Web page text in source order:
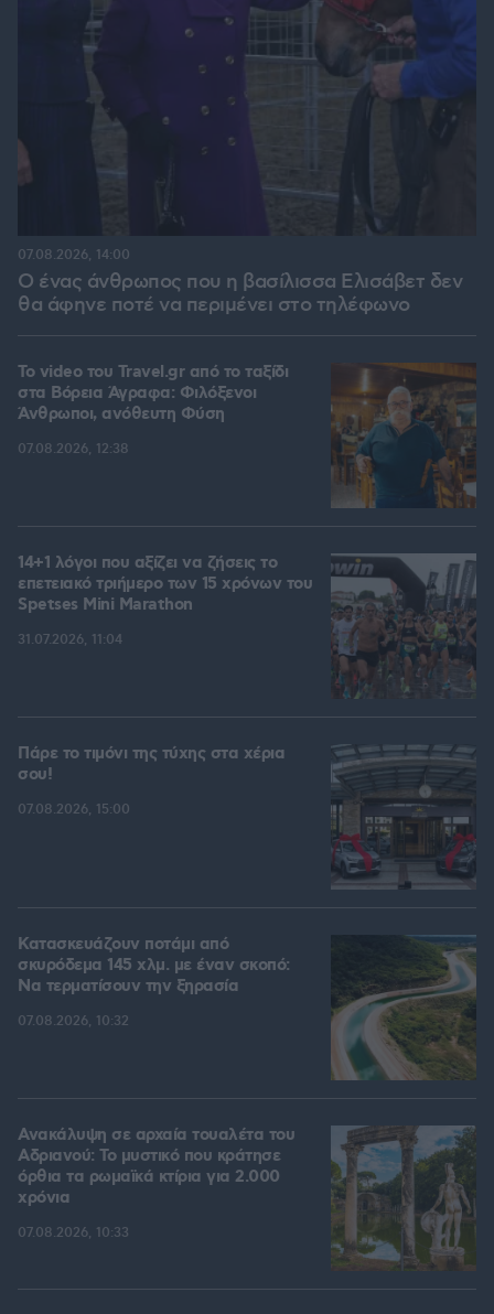
Ο ένας άνθρωπος που η βασίλισσα Ελισάβετ δεν
θα άφηνε ποτέ να περιμένει στο τηλέφωνο
07.08.2026, 14:00
To video του Travel.gr από το ταξίδι
στα Βόρεια Άγραφα: Φιλόξενοι
Άνθρωποι, ανόθευτη Φύση
07.08.2026, 12:38
14+1 λόγοι που αξίζει να ζήσεις το
επετειακό τριήμερο των 15 χρόνων του
Spetses Mini Marathon
31.07.2026, 11:04
Πάρε το τιμόνι της τύχης στα χέρια
σου!
07.08.2026, 15:00
Κατασκευάζουν ποτάμι από
σκυρόδεμα 145 χλμ. με έναν σκοπό:
Να τερματίσουν την ξηρασία
07.08.2026, 10:32
Ανακάλυψη σε αρχαία τουαλέτα του
Αδριανού: Το μυστικό που κράτησε
όρθια τα ρωμαϊκά κτίρια για 2.000
χρόνια
07.08.2026, 10:33